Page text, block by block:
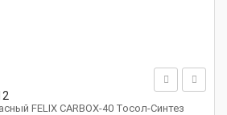
FELIX CARBOX-40 Тосол-Синтез